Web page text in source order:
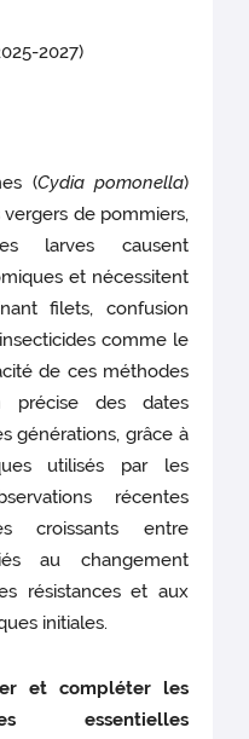
2027)
(Cydia pomonella)
de pommiers,
larves causent
et nécessitent
filets, confusion
comme le
de ces méthodes
précise des dates
générations, grâce à
utilisés par les
récentes
croissants entre
au changement
résistances et aux
initiales.
et compléter les
essentielles